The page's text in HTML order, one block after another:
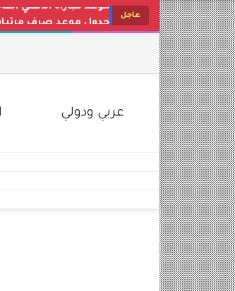
عاجل
جدول موعد صرف مرتبات شهر أغسطس
أسعار البنزين
عربي ودولي